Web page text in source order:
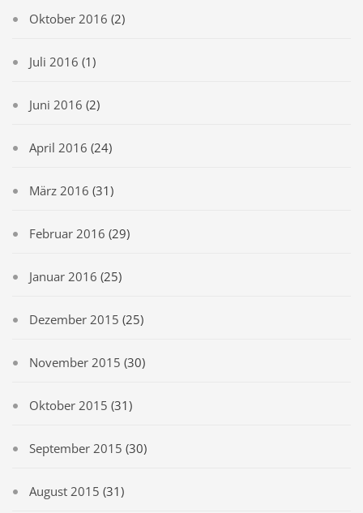
Oktober 2016 (2)
Juli 2016 (1)
Juni 2016 (2)
April 2016 (24)
März 2016 (31)
Februar 2016 (29)
Januar 2016 (25)
Dezember 2015 (25)
November 2015 (30)
Oktober 2015 (31)
September 2015 (30)
August 2015 (31)